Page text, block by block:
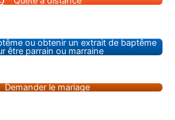
ou obtenir un extrait de baptême
être parrain ou marraine
Demander le mariage